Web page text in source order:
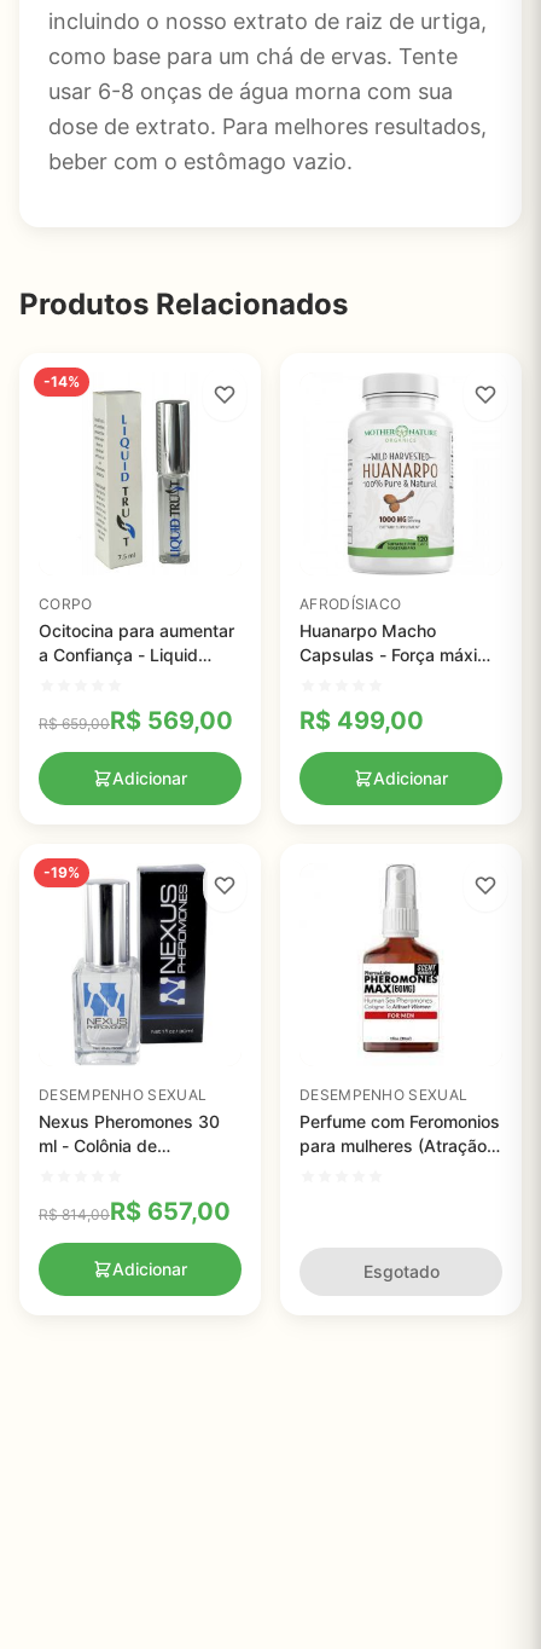
incluindo o nosso extrato de raiz de urtiga,
como base para um chá de ervas. Tente
usar 6-8 onças de água morna com sua
dose de extrato. Para melhores resultados,
beber com o estômago vazio.
Produtos Relacionados
-14%
CORPO
Ocitocina para aumentar
a Confiança - Liquid
R$659,00R$ 569,00
Adicionar
AFRODÍSIACO
Huanarpo Macho
Capsulas - Força máxima
R$ 499,00
Adicionar
-19%
DESEMPENHO SEXUAL
Nexus Pheromones 30
ml - Colônia de
instantaneamente - Para
homens
R$814,00R$ 657,00
Adicionar
DESEMPENHO SEXUAL
Perfume com Feromonios
para mulheres (Atração
Esgotado